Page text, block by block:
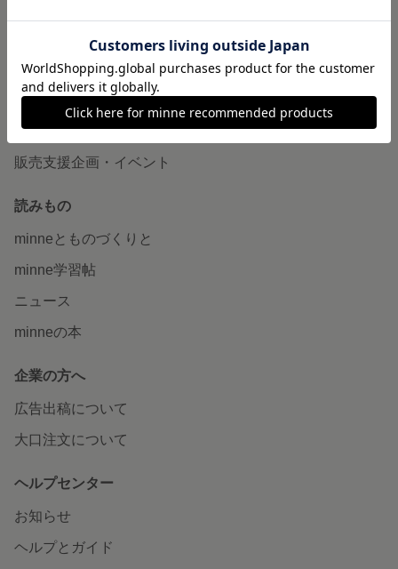
ヴィンテージ販売
ダウンロード販売
minne PLUS
minne LAB
販売支援企画・イベント
読みもの
minneとものづくりと
minne学習帖
ニュース
minneの本
企業の方へ
広告出稿について
大口注文について
ヘルプセンター
お知らせ
ヘルプとガイド